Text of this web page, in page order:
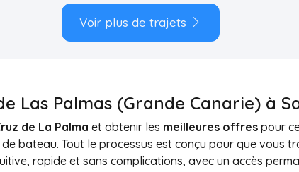
Voir plus de trajets
Las Palmas (Grande Canarie) à
de La Palma et obtenir les meilleures offres pour
bateau. Tout le processus est conçu pour que vous
rapide et sans complications, avec un accès